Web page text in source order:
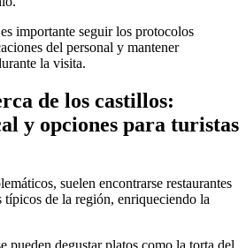
importante seguir los protocolos
del personal y mantener
la visita.
de los castillos:
y opciones para turistas
suelen encontrarse restaurantes
típicos de la región, enriqueciendo la